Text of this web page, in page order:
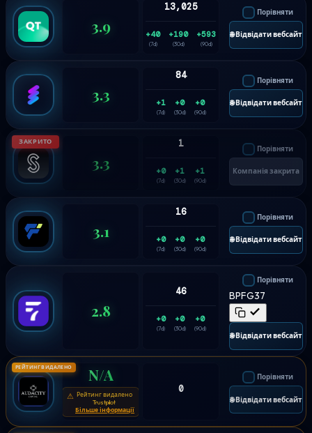
3.9
13,025
+40
(7d)
+190
(30d)
+593
(90d)
Порівняти
🌐 Відвідати вебсайт
3.3
84
+1
(7d)
+0
(30d)
+0
(90d)
Порівняти
🌐 Відвідати вебсайт
ЗАКРИТО
3.3
1
+0
(7d)
+1
(30d)
+1
(90d)
Порівняти
Компанія закрита
3.1
16
+0
(7d)
+0
(30d)
+0
(90d)
Порівняти
🌐 Відвідати вебсайт
2.8
46
+0
(7d)
+0
(30d)
+0
(90d)
Порівняти
BPFG37
🌐 Відвідати вебсайт
РЕЙТИНГ ВИДАЛЕНО N/A
⚠ Рейтинг видалено
Trustpilot
Більше інформації
0
Порівняти
🌐 Відвідати вебсайт